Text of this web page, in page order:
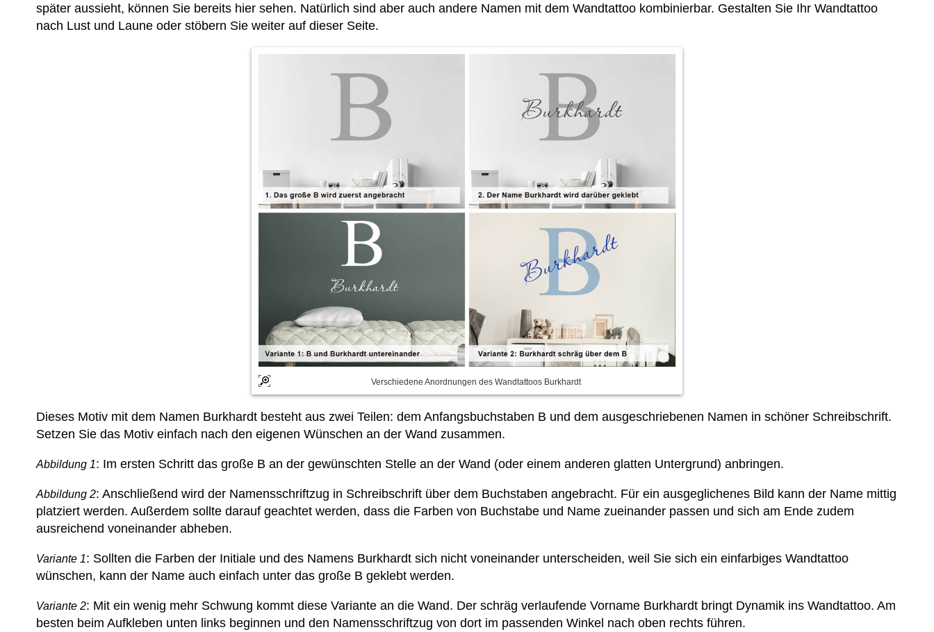
später aussieht, können Sie bereits hier sehen. Natürlich sind aber auch andere Namen mit dem Wandtattoo kombinierbar. Gestalten Sie Ihr Wandtattoo
nach Lust und Laune oder stöbern Sie weiter auf dieser Seite.
Verschiedene Anordnungen des Wandtattoos Burkhardt
Dieses Motiv mit dem Namen Burkhardt besteht aus zwei Teilen: dem Anfangsbuchstaben B und dem ausgeschriebenen Namen in schöner Schreibschrift.
Setzen Sie das Motiv einfach nach den eigenen Wünschen an der Wand zusammen.
Abbildung 1: Im ersten Schritt das große B an der gewünschten Stelle an der Wand (oder einem anderen glatten Untergrund) anbringen.
Abbildung 2: Anschließend wird der Namensschriftzug in Schreibschrift über dem Buchstaben angebracht. Für ein ausgeglichenes Bild kann der Name mittig
platziert werden. Außerdem sollte darauf geachtet werden, dass die Farben von Buchstabe und Name zueinander passen und sich am Ende zudem
ausreichend voneinander abheben.
Variante 1: Sollten die Farben der Initiale und des Namens Burkhardt sich nicht voneinander unterscheiden, weil Sie sich ein einfarbiges Wandtattoo
wünschen, kann der Name auch einfach unter das große B geklebt werden.
Variante 2: Mit ein wenig mehr Schwung kommt diese Variante an die Wand. Der schräg verlaufende Vorname Burkhardt bringt Dynamik ins Wandtattoo. Am
besten beim Aufkleben unten links beginnen und den Namensschriftzug von dort im passenden Winkel nach oben rechts führen.